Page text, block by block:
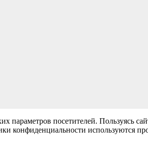
параметров посетителей. Пользуясь
конфиденциальности используются